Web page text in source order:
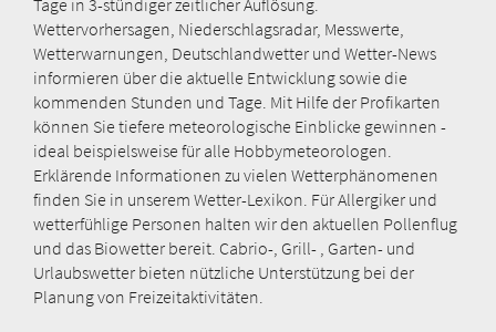
Wettervorhersagen, Niederschlagsradar, Messwerte,
Wetterwarnungen, Deutschlandwetter und Wetter-News
informieren über die aktuelle Entwicklung sowie die
kommenden Stunden und Tage. Mit Hilfe der Profikarten
können Sie tiefere meteorologische Einblicke gewinnen -
ideal beispielsweise für alle Hobbymeteorologen.
Erklärende Informationen zu vielen Wetterphänomenen
finden Sie in unserem Wetter-Lexikon. Für Allergiker und
wetterfühlige Personen halten wir den aktuellen Pollenflug
und das Biowetter bereit. Cabrio-, Grill- , Garten- und
Urlaubswetter bieten nützliche Unterstützung bei der
Planung von Freizeitaktivitäten.